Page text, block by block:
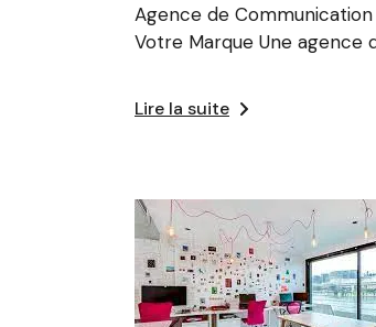
Agence de
Votre Marque Une agence
Lire la suite